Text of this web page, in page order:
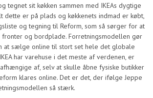
tegnet sit køkken sammen med IKEAs dygtige
dette er på plads og køkkenets indmad er købt,
og tegning til Reform, som så sørger for at
og bordplade. Forretningsmodellen gør
at sælge online til stort set hele det globale
har varehuse i det meste af verdenen, er
af, selv at skulle åbne fysiske butikker
klares online. Det er det, der ifølge Jeppe
så stærk.